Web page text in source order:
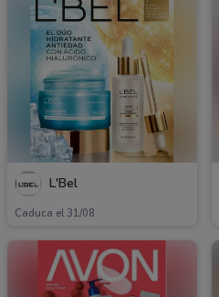
L'Bel
Caduca el 31/08